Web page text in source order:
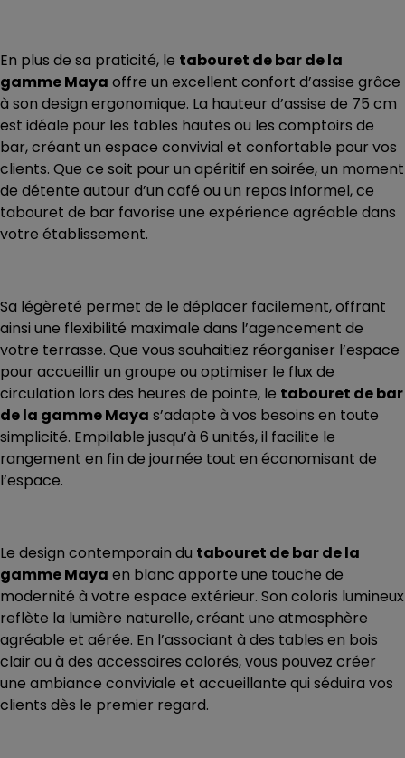
En plus de sa praticité, le tabouret de bar de la
gamme Maya offre un excellent confort d’assise grâce
à son design ergonomique. La hauteur d’assise de 75 cm
est idéale pour les tables hautes ou les comptoirs de
bar, créant un espace convivial et confortable pour vos
clients. Que ce soit pour un apéritif en soirée, un moment
de détente autour d’un café ou un repas informel, ce
tabouret de bar favorise une expérience agréable dans
votre établissement.
Sa légèreté permet de le déplacer facilement, offrant
ainsi une flexibilité maximale dans l’agencement de
votre terrasse. Que vous souhaitiez réorganiser l’espace
pour accueillir un groupe ou optimiser le flux de
circulation lors des heures de pointe, le tabouret de bar
de la gamme Maya s’adapte à vos besoins en toute
simplicité. Empilable jusqu’à 6 unités, il facilite le
rangement en fin de journée tout en économisant de
l’espace.
Le design contemporain du tabouret de bar de la
gamme Maya en blanc apporte une touche de
modernité à votre espace extérieur. Son coloris lumineux
reflète la lumière naturelle, créant une atmosphère
agréable et aérée. En l’associant à des tables en bois
clair ou à des accessoires colorés, vous pouvez créer
une ambiance conviviale et accueillante qui séduira vos
clients dès le premier regard.